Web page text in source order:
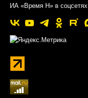
ИА «Время Н» в соцсетях